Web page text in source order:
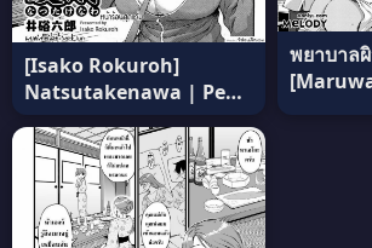
[Isako Rokuroh]
Natsutakenawa | Peak
Of Summer หน้าร้อนสุด
แจ่ม แปลไทย
พยาบาล